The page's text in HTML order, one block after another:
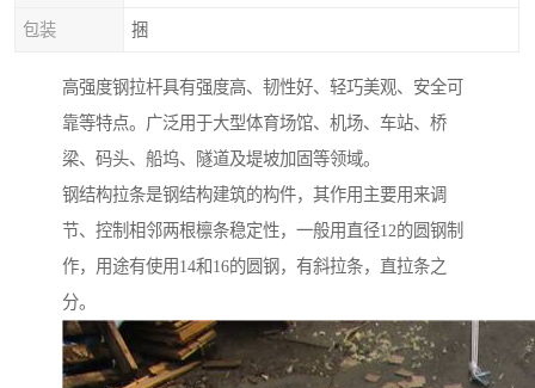
包装 捆
高强度钢拉杆具有强度高、韧性好、轻巧美观、安全可
靠等特点。广泛用于大型体育场馆、机场、车站、桥
梁、码头、船坞、隧道及堤坡加固等领域。
钢结构拉条是钢结构建筑的构件，其作用主要用来调
节、控制相邻两根檩条稳定性，一般用直径12的圆钢制
作，用途有使用14和16的圆钢，有斜拉条，直拉条之
分。